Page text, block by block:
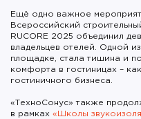
Ещё одно важное
Всероссийский
RUCORE 2025 объединил
владельцев отелей. Одной
площадке, стала тишина и
комфорта в гостиницах –
гостиничного бизнеса.
«ТехноСонус» также
в рамках «Школы